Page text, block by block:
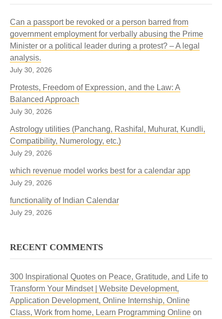
Can a passport be revoked or a person barred from
government employment for verbally abusing the Prime
Minister or a political leader during a protest? – A legal
analysis.
July 30, 2026
Protests, Freedom of Expression, and the Law: A
Balanced Approach
July 30, 2026
Astrology utilities (Panchang, Rashifal, Muhurat, Kundli,
Compatibility, Numerology, etc.)
July 29, 2026
which revenue model works best for a calendar app
July 29, 2026
functionality of Indian Calendar
July 29, 2026
RECENT COMMENTS
300 Inspirational Quotes on Peace, Gratitude, and Life to
Transform Your Mindset | Website Development,
Application Development, Online Internship, Online
Class, Work from home, Learn Programming Online on